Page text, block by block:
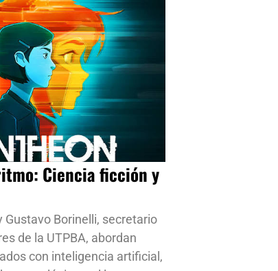
Ciencia ficción y
Gustavo Borinelli, secretario
de la UTPBA, abordan
con inteligencia artificial,